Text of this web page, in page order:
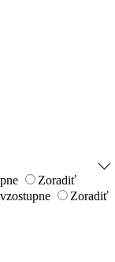
Zoradiť
Zoradiť